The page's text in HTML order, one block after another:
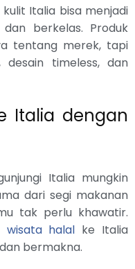
Italia bisa menjadi
berkelas. Produk
tentang merek, tapi
timeless, dan
Italia dengan
Italia mungkin
dari segi makanan
tak perlu khawatir.
wisata halal ke Italia
bermakna.